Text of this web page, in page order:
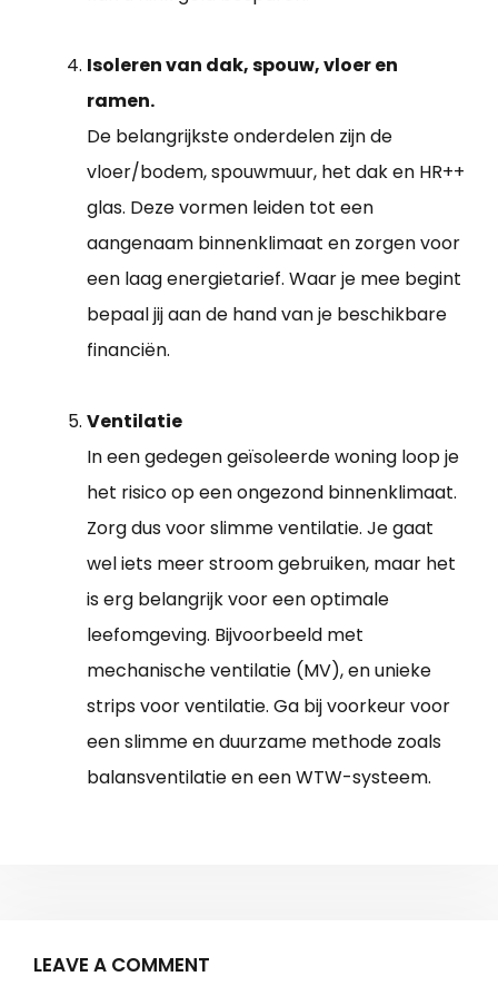
Isoleren van dak, spouw, vloer en
ramen.
De belangrijkste onderdelen zijn de
vloer/bodem, spouwmuur, het dak en HR++
glas. Deze vormen leiden tot een
aangenaam binnenklimaat en zorgen voor
een laag energietarief. Waar je mee begint
bepaal jij aan de hand van je beschikbare
financiën.
Ventilatie
In een gedegen geïsoleerde woning loop je
het risico op een ongezond binnenklimaat.
Zorg dus voor slimme ventilatie. Je gaat
wel iets meer stroom gebruiken, maar het
is erg belangrijk voor een optimale
leefomgeving. Bijvoorbeeld met
mechanische ventilatie (MV), en unieke
strips voor ventilatie. Ga bij voorkeur voor
een slimme en duurzame methode zoals
balansventilatie en een WTW-systeem.
LEAVE A COMMENT